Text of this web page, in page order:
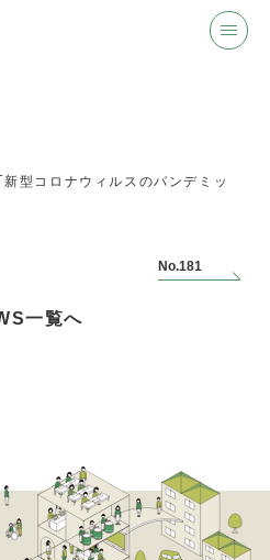
新型コロナウィルスのパンデミッ
No.181
一覧へ